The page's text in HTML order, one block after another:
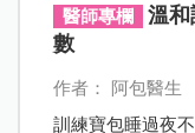
醫師專欄
溫和
數
作者： 阿包醫生
訓練寶包睡過夜